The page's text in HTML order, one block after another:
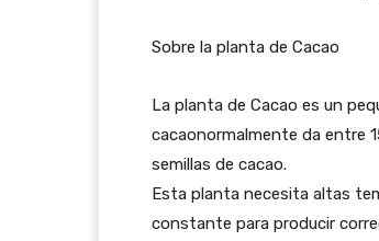
Sobre la planta de Cacao
La planta de Cacao es un
cacaonormalmente da entre
semillas de cacao.
Esta planta necesita altas
constante para producir